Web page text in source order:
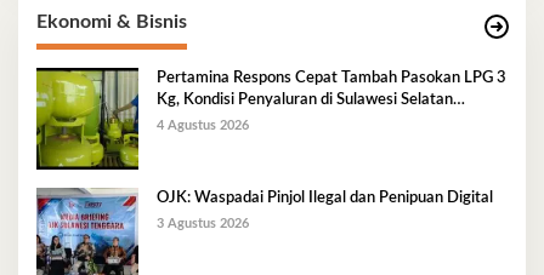
Ekonomi & Bisnis
Pertamina Respons Cepat Tambah Pasokan LPG 3
Kg, Kondisi Penyaluran di Sulawesi Selatan
Berlangsung Kondusif
4 Agustus 2026
OJK: Waspadai Pinjol Ilegal dan Penipuan Digital
3 Agustus 2026